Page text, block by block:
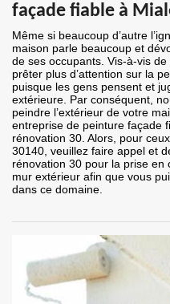
façade fiable à
Même si beaucoup d’autre
maison parle beaucoup et
de ses occupants. Vis-à-vis
prêter plus d’attention sur la
puisque les gens pensent et
extérieure. Par conséquent,
peindre l’extérieur de votre
entreprise de peinture façade
rénovation 30. Alors, pour
30140, veuillez faire appel et
rénovation 30 pour la prise
mur extérieur afin que vous
dans ce domaine.